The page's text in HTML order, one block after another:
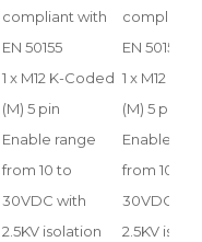
compliant with
EN 50155
compliant
EN 50155
1 x M12 K-Coded
(M) 5 pin
1 x M12 K-
(M) 5 pin
Enable range
from 10 to
30VDC with
2.5KV isolation
Enable
from 10 to
30VDC
2.5KV